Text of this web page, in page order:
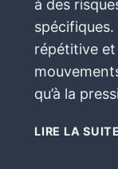
à des
répétitive
qu’à la
LIRE LA SUITE